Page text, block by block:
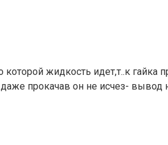
жидкость идет,т..к
прокачав он не исчез- вывод